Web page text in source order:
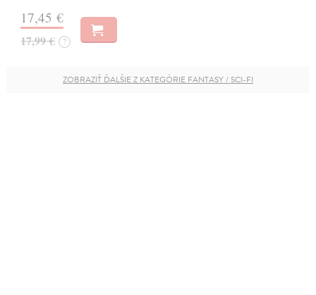
17,45 €
17,99 € ?
ZOBRAZIŤ ĎALŠIE Z KATEGÓRIE FANTASY / SCI-FI